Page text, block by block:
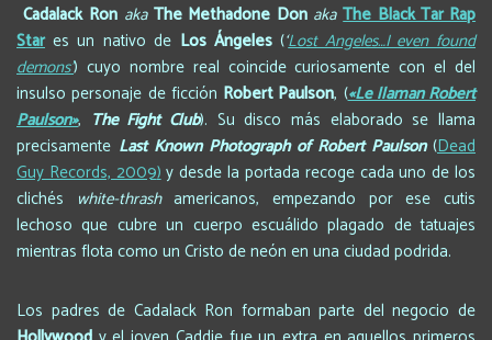
Cadalack Ron aka The Methadone Donaka The Black Tar Rap
Star es un nativo de Los Ángeles(‘Lost Angeles…I even found
demons’) cuyo nombre real coincide curiosamente con el del
insulso personaje de ficción Robert Paulson, («Le llaman Robert
Paulson», The Fight Club). Su disco más elaborado se llama
precisamente Last Known Photograph of RobertPaulson(Dead
Guy Records, 2009)y desde la portada recoge cada uno de los
clichés white-thrashamericanos, empezando por ese cutis
lechoso que cubre un cuerpo escuálido plagado de tatuajes
mientras flota como un Cristo de neón en una ciudad podrida.
Los padres de Cadalack Ron formaban parte del negocio de